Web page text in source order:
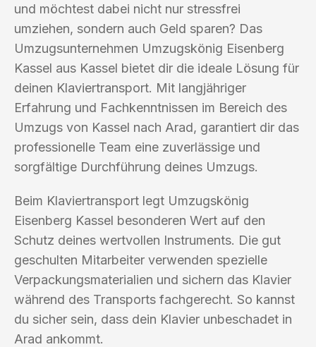
und möchtest dabei nicht nur stressfrei
umziehen, sondern auch Geld sparen? Das
Umzugsunternehmen Umzugskönig Eisenberg
Kassel aus Kassel bietet dir die ideale Lösung für
deinen Klaviertransport. Mit langjähriger
Erfahrung und Fachkenntnissen im Bereich des
Umzugs von Kassel nach Arad, garantiert dir das
professionelle Team eine zuverlässige und
sorgfältige Durchführung deines Umzugs.
Beim Klaviertransport legt Umzugskönig
Eisenberg Kassel besonderen Wert auf den
Schutz deines wertvollen Instruments. Die gut
geschulten Mitarbeiter verwenden spezielle
Verpackungsmaterialien und sichern das Klavier
während des Transports fachgerecht. So kannst
du sicher sein, dass dein Klavier unbeschadet in
Arad ankommt.